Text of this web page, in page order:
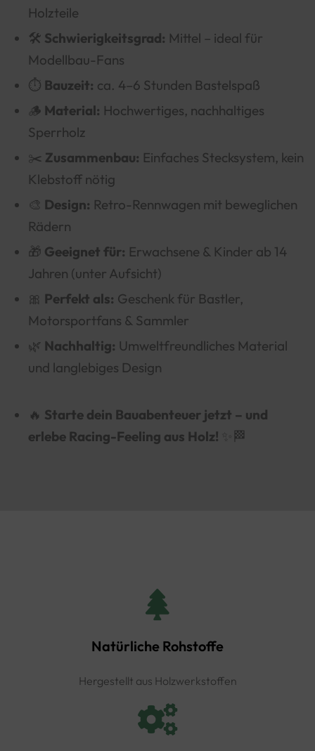
Holzteile
🛠️ Schwierigkeitsgrad: Mittel – ideal für
Modellbau-Fans
⏱️ Bauzeit: ca. 4–6 Stunden Bastelspaß
🪵 Material: Hochwertiges, nachhaltiges
Sperrholz
✂️ Zusammenbau: Einfaches Stecksystem, kein
Klebstoff nötig
🎨 Design: Retro-Rennwagen mit beweglichen
Rädern
🎁 Geeignet für: Erwachsene & Kinder ab 14
Jahren (unter Aufsicht)
🎀 Perfekt als: Geschenk für Bastler,
Motorsportfans & Sammler
🌿 Nachhaltig: Umweltfreundliches Material
und langlebiges Design
🔥 Starte dein Bauabenteuer jetzt – und
erlebe Racing-Feeling aus Holz! ✨🏁
Natürliche Rohstoffe
Hergestellt aus Holzwerkstoffen